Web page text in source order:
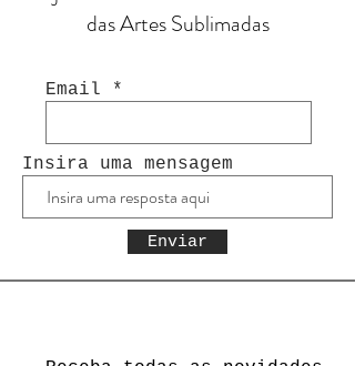
das Artes Sublimadas
Email
Insira uma mensagem
Enviar